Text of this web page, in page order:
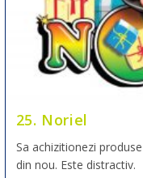
25. Noriel
Sa achizitionezi
din nou. Este distractiv.